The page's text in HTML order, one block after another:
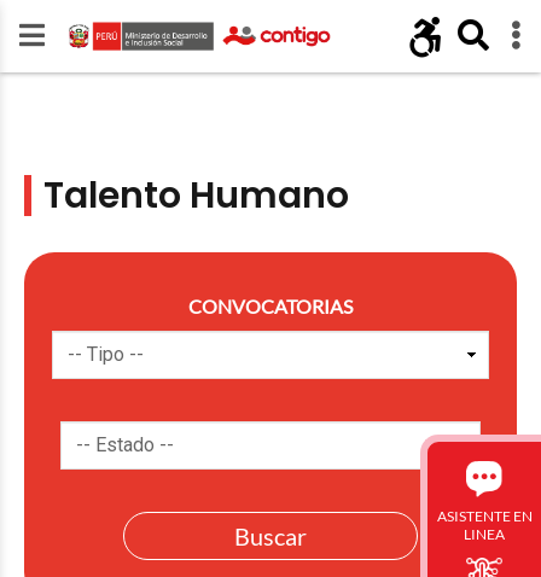
Talento Humano
CONVOCATORIAS
ASISTENTE EN
LINEA